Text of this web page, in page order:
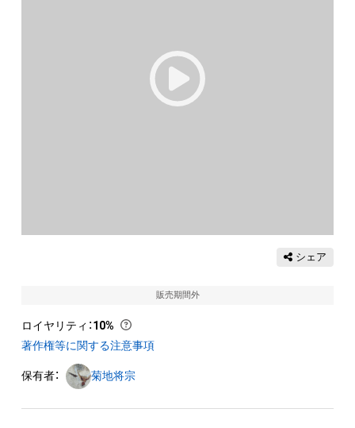
シェア
販売期間外
ロイヤリティ ：10%
著作権等に関する注意事項
保有者： 菊地将宗